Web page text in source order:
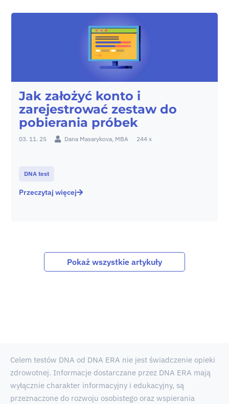
Jak założyć konto i
zarejestrować zestaw do
pobierania próbek
03. 11. 25 Dana Masarykova, MBA 244 x
DNA test
Przeczytaj więcej
Pokaż wszystkie artykuły
Celem testów DNA od DNA ERA nie jest świadczenie opieki
zdrowotnej. Informacje dostarczane przez DNA ERA mają
wyłącznie charakter informacyjny i edukacyjny, są
przeznaczone do rozwoju osobistego oraz wspierania